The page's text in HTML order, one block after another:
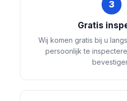
3
Gratis
Wij komen gratis bij u
persoonlijk te